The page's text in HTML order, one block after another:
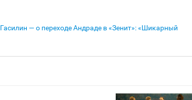
Гасилин — о переходе Андраде в «Зенит»: «Шикарный